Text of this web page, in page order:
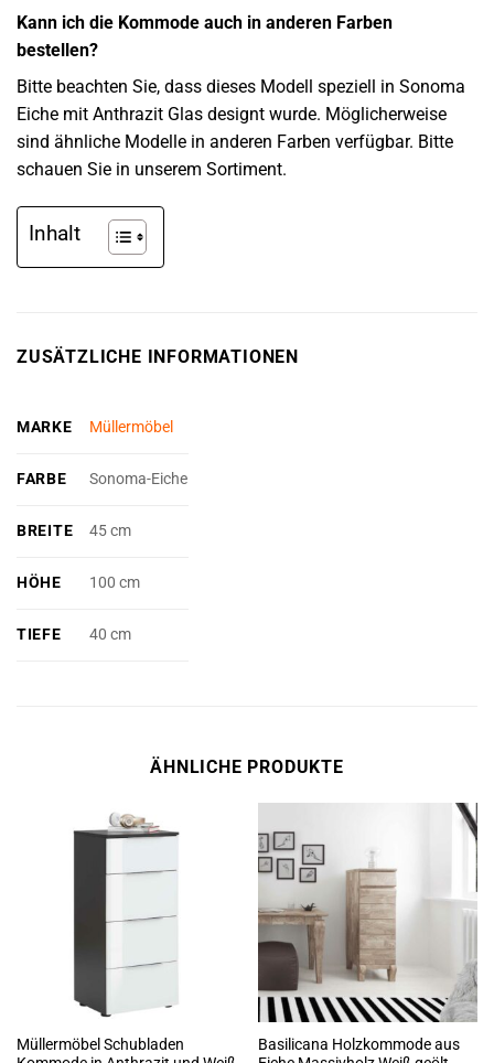
Kann ich die Kommode auch in anderen Farben
bestellen?
Bitte beachten Sie, dass dieses Modell speziell in Sonoma
Eiche mit Anthrazit Glas designt wurde. Möglicherweise
sind ähnliche Modelle in anderen Farben verfügbar. Bitte
schauen Sie in unserem Sortiment.
Inhalt
ZUSÄTZLICHE INFORMATIONEN
MARKE Müllermöbel
FARBE Sonoma-Eiche
BREITE 45 cm
HÖHE 100 cm
TIEFE 40 cm
ÄHNLICHE PRODUKTE
Müllermöbel Schubladen
Basilicana Holzkommode aus